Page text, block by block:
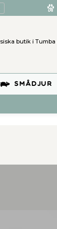
butik i Tumba
SMÅDJUR